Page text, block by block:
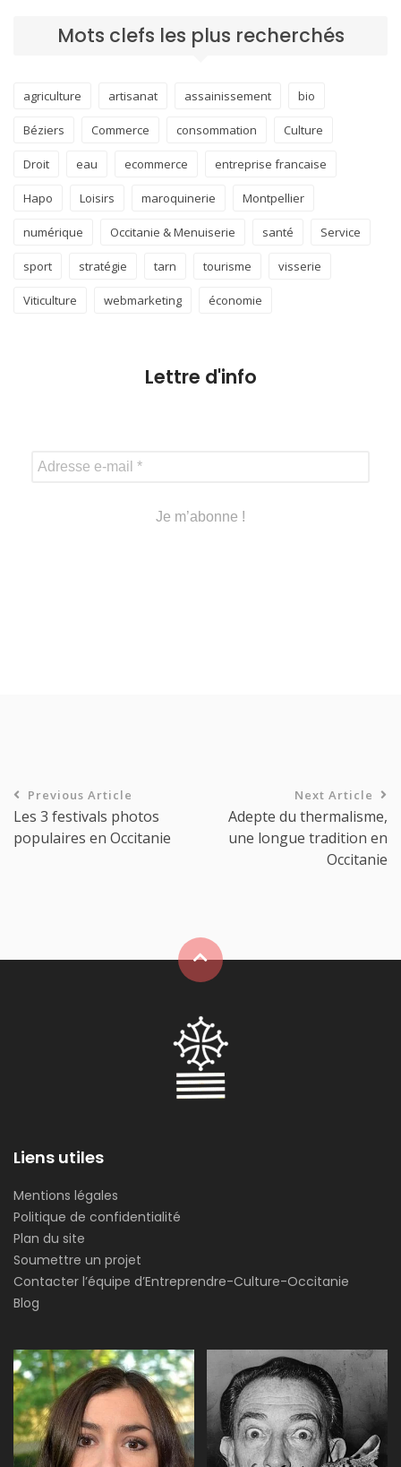
Mots clefs les plus recherchés
agriculture artisanat assainissement bio
Béziers Commerce consommation Culture
Droit eau ecommerce entreprise francaise
Hapo Loisirs maroquinerie Montpellier
numérique Occitanie & Menuiserie santé Service
sport stratégie tarn tourisme visserie
Viticulture webmarketing économie
Lettre d'info
Previous Article
Les 3 festivals photos
populaires en Occitanie
Next Article
Adepte du thermalisme,
une longue tradition en
Occitanie
Liens utiles
Mentions légales
Politique de confidentialité
Plan du site
Soumettre un projet
Contacter l’équipe d’Entreprendre-Culture-Occitanie
Blog